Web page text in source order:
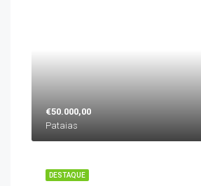
€50.000,00
Pataias
DESTAQUE